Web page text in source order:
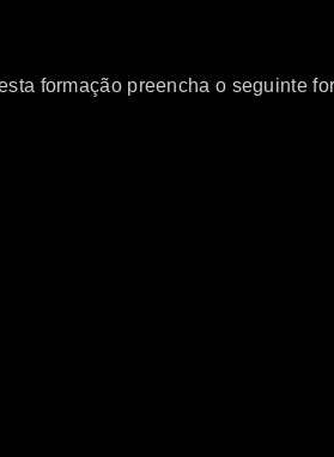
formação preencha o seguinte